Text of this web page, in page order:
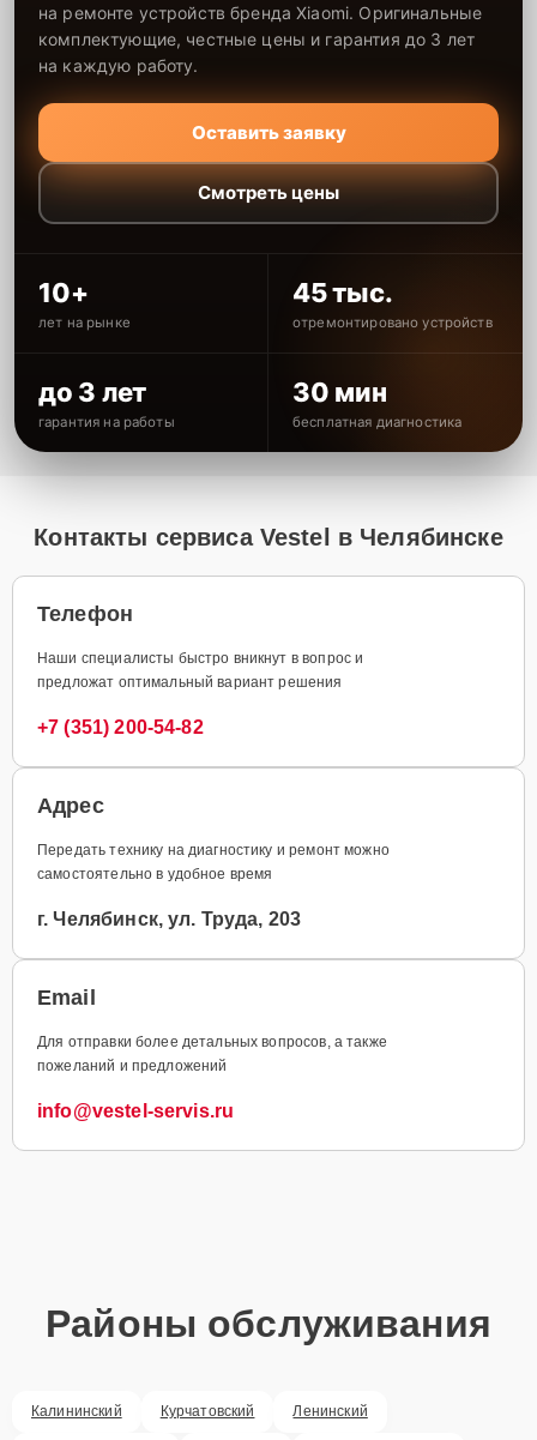
на ремонте устройств бренда Xiaomi. Оригинальные
комплектующие, честные цены и гарантия до 3 лет
на каждую работу.
Оставить заявку
Смотреть цены
10+
лет на рынке
45 тыс.
отремонтировано устройств
до 3 лет
гарантия на работы
30 мин
бесплатная диагностика
Контакты сервиса Vestel в Челябинске
Телефон
Наши специалисты быстро вникнут в вопрос и
предложат оптимальный вариант решения
+7 (351) 200-54-82
Адрес
Передать технику на диагностику и ремонт можно
самостоятельно в удобное время
г. Челябинск, ул. Труда, 203
Email
Для отправки более детальных вопросов, а также
пожеланий и предложений
info@vestel-servis.ru
Районы обслуживания
Калининский Курчатовский Ленинский